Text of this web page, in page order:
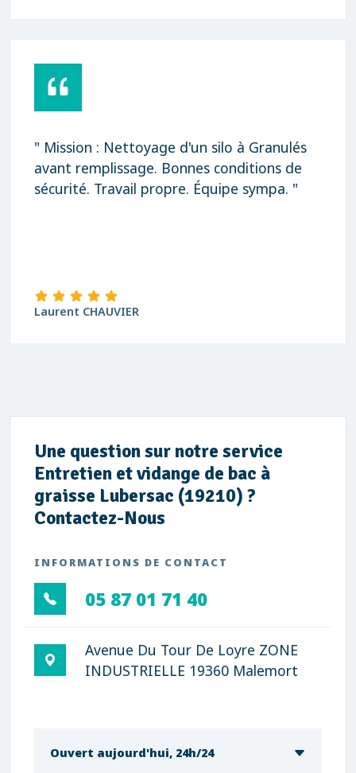
" Mission : Nettoyage d'un silo à Granulés
avant remplissage. Bonnes conditions de
sécurité. Travail propre. Équipe sympa. "
Laurent CHAUVIER
Une question sur notre service
Entretien et vidange de bac à
graisse Lubersac (19210) ?
Contactez-Nous
INFORMATIONS DE CONTACT
05 87 01 71 40
Avenue Du Tour De Loyre ZONE
INDUSTRIELLE 19360 Malemort
Ouvert aujourd'hui, 24h/24